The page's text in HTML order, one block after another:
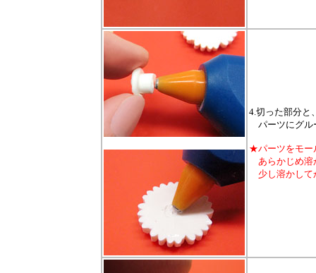
4.切った部分と
パーツにグル
★パーツをモー
あらかじめ溶
少し溶かして